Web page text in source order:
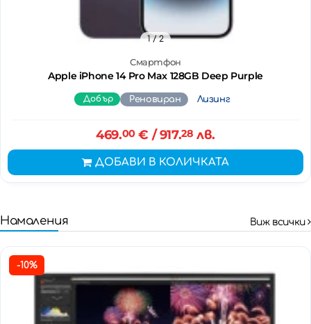
Смартфон
Apple iPhone 14 Pro Max 128GB Deep Purple
1/ 2
Добър Реновиран Лизинг
469.00€ / 917.28 лв.
ДОБАВИ В КОЛИЧКАТА
Намаления Виж всички
-10%